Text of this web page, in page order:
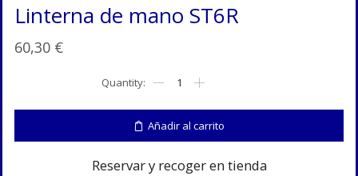
Linterna de mano ST6R
60,30 €
de
cantidad
Añadir al carrito
Reservar y recoger en tienda